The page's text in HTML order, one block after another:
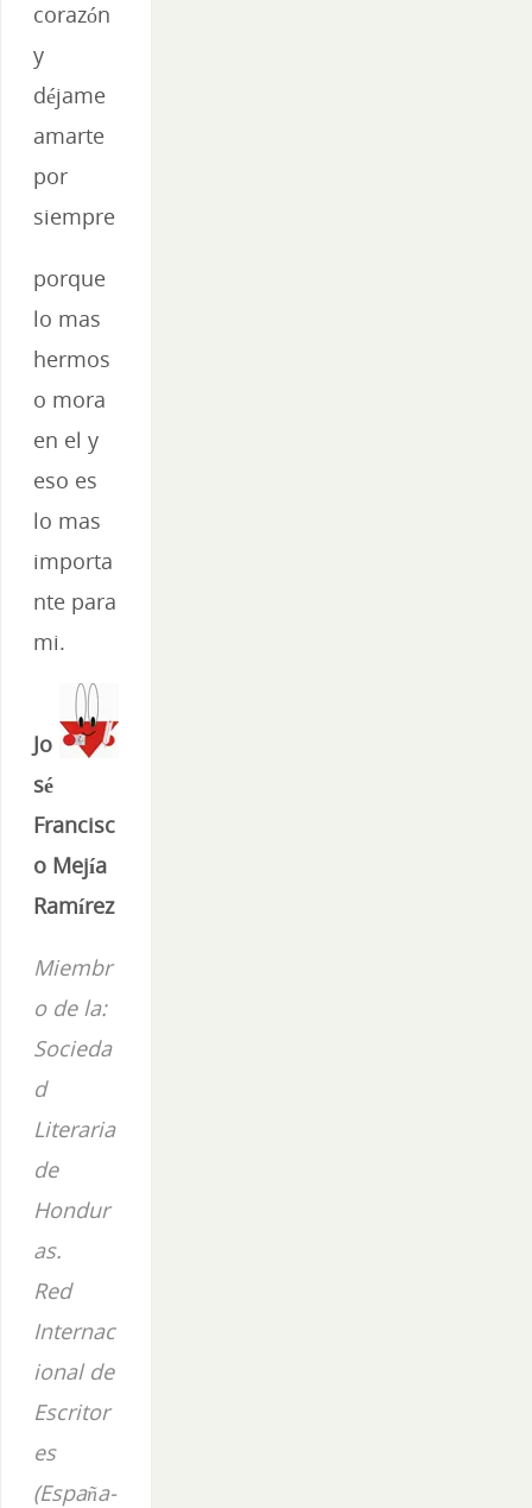
corazón
y
déjame
amarte
por
siempre
porque
lo mas
hermos
o mora
en el y
eso es
lo mas
importa
nte para
mi.
Jo
sé
Francisc
o Mejía
Ramírez
Miembr
o de la:
Socieda
d
Literaria
de
Hondur
as.
Red
Internac
ional de
Escritor
es
(España-